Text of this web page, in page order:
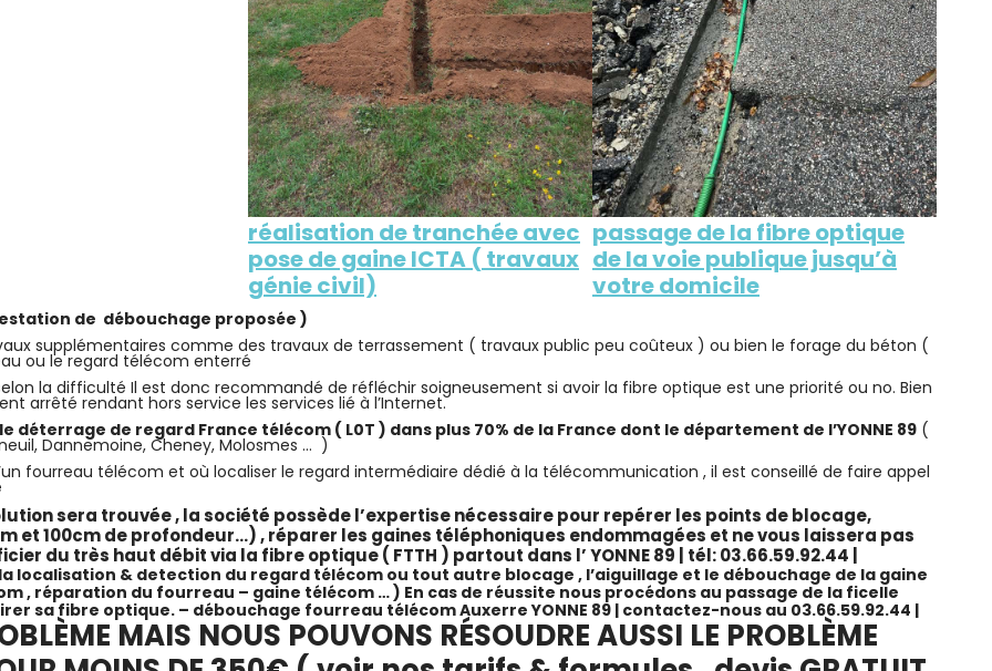
réalisation de tranchée avec
pose de gaine ICTA ( travaux
génie civil)
passage de la fibre optique
de la voie publique jusqu’à
votre domicile
de débouchage proposée )
supplémentaires comme des travaux de terrassement ( travaux public peu coûteux ) ou bien le forage du béton (
ou le regard télécom enterré
la difficulté Il est donc recommandé de réfléchir soigneusement si avoir la fibre optique est une priorité ou no. Bien
arrêté rendant hors service les services lié à l’Internet.
de regard France télécom ( L0T ) dans plus 70% de la France dont le département de l’YONNE 89 (
Dannemoine, Cheney, Molosmes … )
fourreau télécom et où localiser le regard intermédiaire dédié à la télécommunication , il est conseillé de faire appel
sera trouvée , la société possède l’expertise nécessaire pour repérer les points de blocage,
et 100cm de profondeur…) , réparer les gaines téléphoniques endommagées et ne vous laissera pas
du très haut débit via la fibre optique ( FTTH ) partout dans l’ YONNE 89 | tél: 03.66.59.92.44 |
localisation & detection du regard télécom ou tout autre blocage , l’aiguillage et le débouchage de la gaine
, réparation du fourreau – gaine télécom … ) En cas de réussite nous procédons au passage de la ficelle
sa fibre optique.– débouchage fourreau télécom Auxerre YONNE 89 | contactez-nous au 03.66.59.92.44 |
MAIS NOUS POUVONS RÉSOUDRE AUSSI LE PROBLÈME